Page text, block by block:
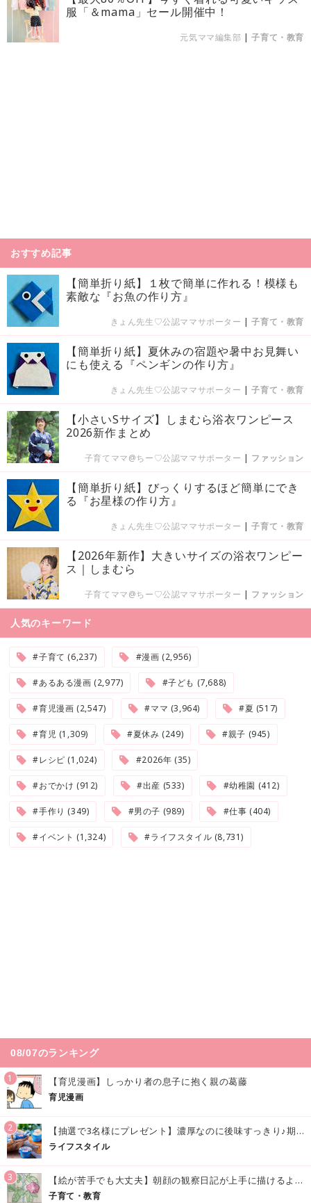
服「＆mama」セール開催中！
元気ママ編集部 |子育て・教育
おすすめ記事
【簡単折り紙】１枚で簡単に作れる！模様も
素敵な『お魚の作り方』
きょん先生♡公認ママサポーター |子育て・教育
【簡単折り紙】夏休みの宿題や暑中お見舞い
にも使える『ペンギンの作り方』
きょん先生♡公認ママサポーター |子育て・教育
【小さいSサイズ】しまむら浴衣ワンピース
2026新作まとめ
子育てママ@ちー♡公認ママサポーター | ファッション
【簡単折り紙】びっくりするほど簡単にでき
る『お星様の作り方』
きょん先生♡公認ママサポーター |子育て・教育
【2026年新作】大きいサイズの浴衣ワンピー
ス｜しまむら
子育てママ@ちー♡公認ママサポーター | ファッション
人気のキーワード
#子育て (6,237) #漫画 (2,956)
#あるある漫画 (2,977) #子ども (7,688)
#育児漫画 (2,547) #ママ (3,964) #夏 (517)
#育児 (1,309) #夏休み (249) #親子 (945)
#レシピ (1,024) #2026年 (35)
#おでかけ (912) #出産 (533) #幼稚園 (412)
#手作り (349) #男の子 (989) #仕事 (404)
#イベント (1,324) #ライフスタイル (8,731)
08/07のランキング
1 【育児漫画】しっかり者の息子に抱く親の葛藤
育児漫画
2 【抽選で3名様にプレゼント】濃厚なのに後味すっきり♪期間限定の「メイトーのなめらかプリン カルピス®入りソース」で夏を味わおう！
ライフスタイル
3 【絵が苦手でも大丈夫】朝顔の観察日記が上手に描けるようになる方法｜イラスト付き
子育て・教育